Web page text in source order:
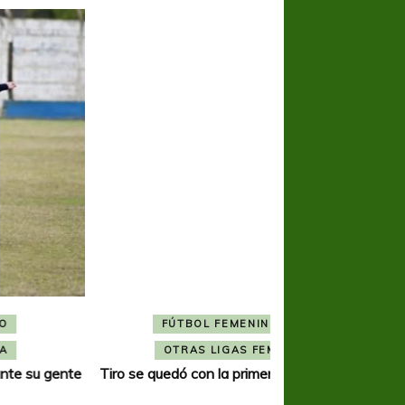
FÚTBOL FEMENINO
OTRAS LIGAS FEM
Tiro se quedó con la primera semifinal